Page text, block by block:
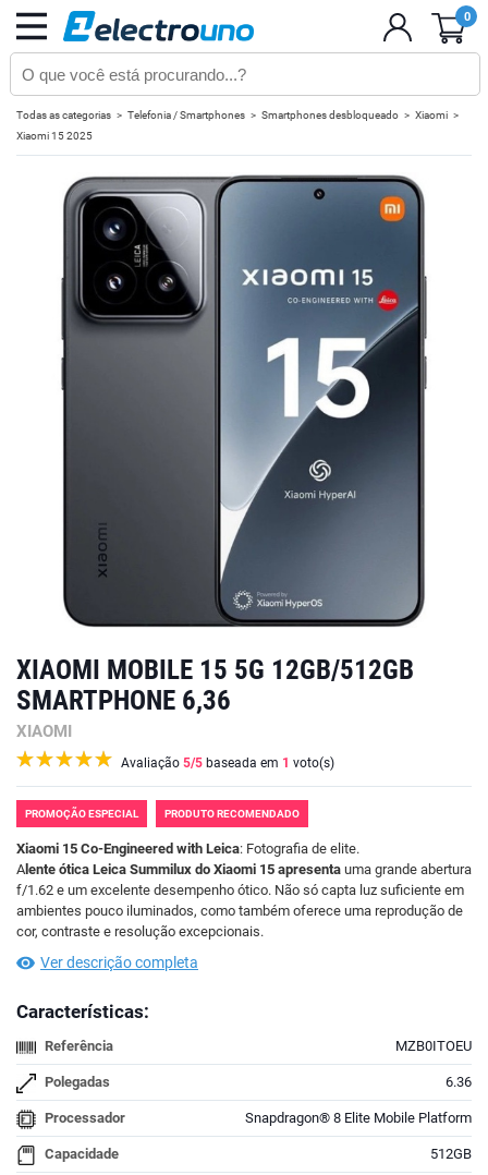
0
Todas as categorias Telefonia / Smartphones Smartphones desbloqueado
Xiaomi
Xiaomi 15 2025
XIAOMI MOBILE 15 5G 12GB/512GB
SMARTPHONE 6,36
XIAOMI
Avaliação 5/5 baseada em 1 voto(s)
PROMOÇÃO ESPECIAL PRODUTO RECOMENDADO
Xiaomi 15 Co-Engineered with Leica: Fotografia de elite.
A lente ótica Leica Summilux do Xiaomi 15 apresenta uma grande abertura
f/1.62 e um excelente desempenho ótico. Não só capta luz suficiente em
ambientes pouco iluminados, como também oferece uma reprodução de
cor, contraste e resolução excepcionais.
Ver descrição completa
Características:
Referência MZB0ITOEU
Polegadas 6.36
Processador Snapdragon® 8 Elite Mobile Platform
Capacidade 512GB